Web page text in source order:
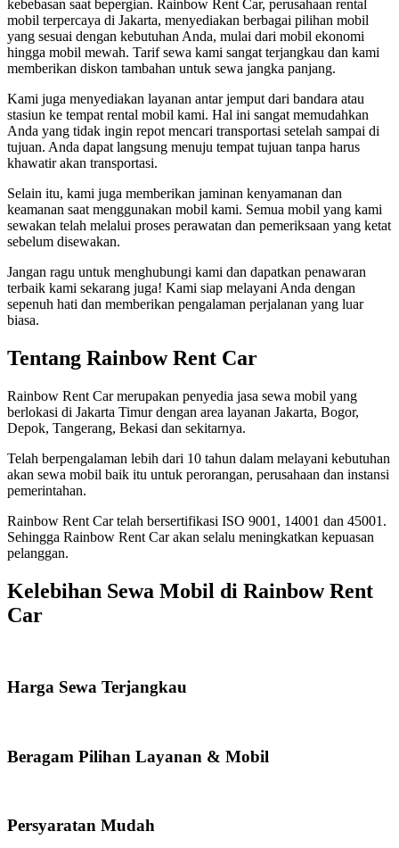
kebebasan saat bepergian. Rainbow Rent Car, perusahaan rental
mobil terpercaya di Jakarta, menyediakan berbagai pilihan mobil
yang sesuai dengan kebutuhan Anda, mulai dari mobil ekonomi
hingga mobil mewah. Tarif sewa kami sangat terjangkau dan kami
memberikan diskon tambahan untuk sewa jangka panjang.
Kami juga menyediakan layanan antar jemput dari bandara atau
stasiun ke tempat rental mobil kami. Hal ini sangat memudahkan
Anda yang tidak ingin repot mencari transportasi setelah sampai di
tujuan. Anda dapat langsung menuju tempat tujuan tanpa harus
khawatir akan transportasi.
Selain itu, kami juga memberikan jaminan kenyamanan dan
keamanan saat menggunakan mobil kami. Semua mobil yang kami
sewakan telah melalui proses perawatan dan pemeriksaan yang ketat
sebelum disewakan.
Jangan ragu untuk menghubungi kami dan dapatkan penawaran
terbaik kami sekarang juga! Kami siap melayani Anda dengan
sepenuh hati dan memberikan pengalaman perjalanan yang luar
biasa.
Tentang Rainbow Rent Car
Rainbow Rent Car merupakan penyedia jasa sewa mobil yang
berlokasi di Jakarta Timur dengan area layanan Jakarta, Bogor,
Depok, Tangerang, Bekasi dan sekitarnya.
Telah berpengalaman lebih dari 10 tahun dalam melayani kebutuhan
akan sewa mobil baik itu untuk perorangan, perusahaan dan instansi
pemerintahan.
Rainbow Rent Car telah bersertifikasi ISO 9001, 14001 dan 45001.
Sehingga Rainbow Rent Car akan selalu meningkatkan kepuasan
pelanggan.
Kelebihan Sewa Mobil di Rainbow Rent
Car
Harga Sewa Terjangkau
Beragam Pilihan Layanan & Mobil
Persyaratan Mudah